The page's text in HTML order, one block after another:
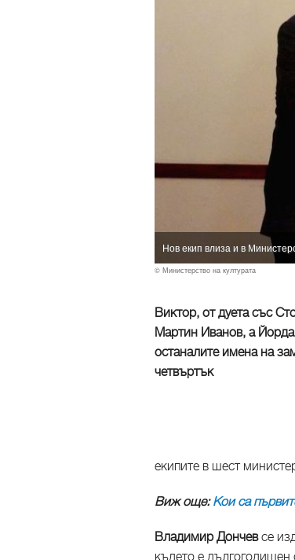
Нов екип влиза и в
© Министерство на културата
Виктор, от дуета със
Мартин Иванов, а
останалите имена на
четвъртък
екипите в шест
Виж още:Кои са
Владимир Дончевсе
където е